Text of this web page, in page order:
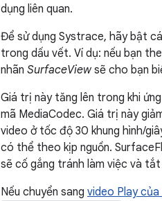
dụng liên quan.
Để sử dụng Systrace, hãy bật
trong dấu vết. Ví dụ: nếu bạn
nhãn SurfaceViewsẽ cho bạn
Giá trị này tăng lên trong khi
mã MediaCodec. Giá trị này
video ở tốc độ 30 khung hình/
có thể theo kịp nguồn.
sẽ cố gắng tránh làm việc và tắt
Nếu chuyển sang video Play